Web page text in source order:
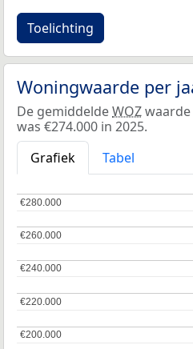
Toelichting
Woningwaarde per
De gemiddeldeWOZ
was €274.000 in 2025.
Grafiek
Tabel
€200.000
€200.000
€220.000
€220.000
€240.000
€240.000
€260.000
€260.000
€280.000
€280.000